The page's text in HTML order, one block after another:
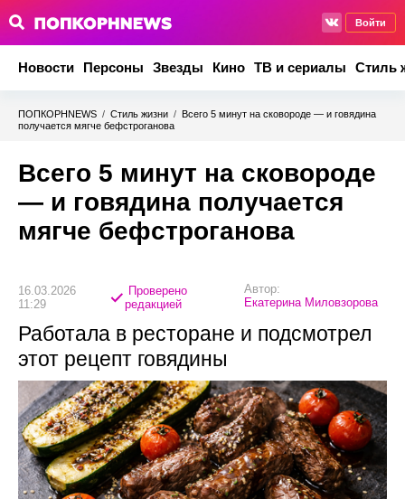
Войти
Новости Персоны Звезды Кино ТВ и сериалы Стиль
ПОПКОРНNEWS / Стиль жизни / Всего 5 минут на сковороде — и говядина
получается мягче бефстроганова
Всего 5 минут на сковороде
— и говядина получается
мягче бефстроганова
16.03.2026
11:29
Проверено
редакцией
Автор:
Екатерина Миловзорова
Работала в ресторане и подсмотрел
этот рецепт говядины